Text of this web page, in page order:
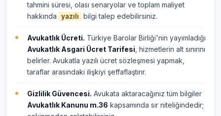
tahmini süresi, olası senaryolar ve toplam maliyet
hakkında
yazılı bilgi talep edebilirsiniz.
Avukatlık Ücreti. Türkiye Barolar Birliği'nin yayımladığı
Avukatlık Asgari Ücret Tarifesi , hizmetlerin alt sınırını
belirler. Avukatla yazılı ücret sözleşmesi yapmak,
taraflar arasındaki ilişkiyi şeffaflaştırır.
Gizlilik Güvencesi. Avukata aktaracağınız tüm bilgiler
Avukatlık Kanunu m.36 kapsamında sır niteliğindedir;